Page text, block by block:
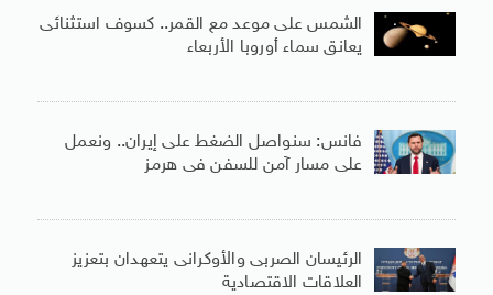
الشمس على موعد مع القمر.. كسوف استثنائى
يعانق سماء أوروبا الأربعاء
فانس: سنواصل الضغط على إيران.. ونعمل
على مسار آمن للسفن فى هرمز
الرئيسان الصربى والأوكرانى يتعهدان بتعزيز
العلاقات الاقتصادية